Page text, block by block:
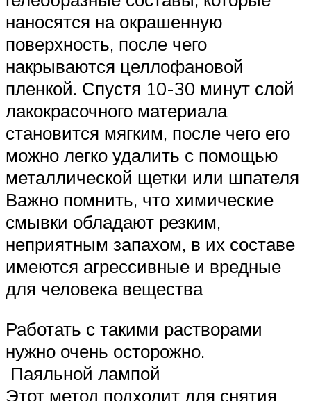
наносятся на окрашенную
поверхность, после чего
накрываются целлофановой
пленкой. Спустя 10-30 минут слой
лакокрасочного материала
становится мягким, после чего его
можно легко удалить с помощью
металлической щетки или шпателя
Важно помнить, что химические
смывки обладают резким,
неприятным запахом, в их составе
имеются агрессивные и вредные
для человека вещества
Работать с такими растворами
нужно очень осторожно.
Паяльной лампой
Этот метод подходит для снятия